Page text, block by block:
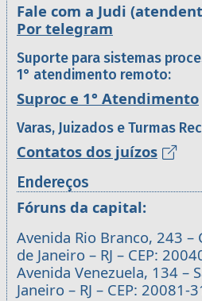
Fale com a Judi
Por telegram
Suporte para sistemas
1° atendimento remoto:
Suproc e 1° Atendimento
Varas, Juizados e Turmas
Contatos dos juízos
Endereços
Fóruns da capital:
Avenida Rio Branco, 243 –
de Janeiro – RJ – CEP:
Avenida Venezuela, 134 –
Janeiro – RJ – CEP: 20081-